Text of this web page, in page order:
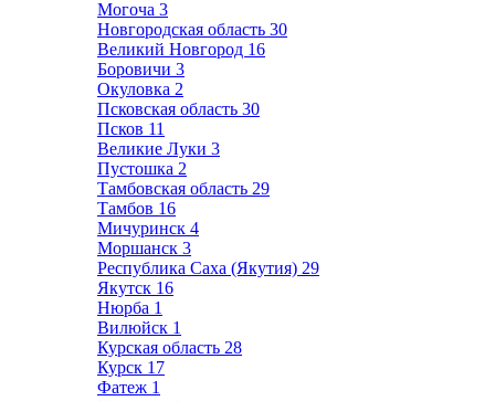
Могоча 3
Новгородская область 30
Великий Новгород 16
Боровичи 3
Окуловка 2
Псковская область 30
Псков 11
Великие Луки 3
Пустошка 2
Тамбовская область 29
Тамбов 16
Мичуринск 4
Моршанск 3
Республика Саха (Якутия) 29
Якутск 16
Нюрба 1
Вилюйск 1
Курская область 28
Курск 17
Фатеж 1